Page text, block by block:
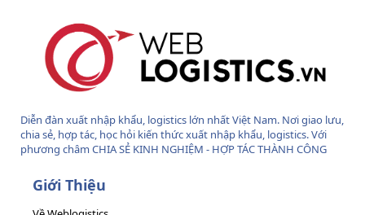
Diễn đàn xuất nhập khẩu, logistics lớn nhất Việt Nam. Nơi giao lưu,
chia sẻ, hợp tác, học hỏi kiến thức xuất nhập khẩu, logistics. Với
phương châm CHIA SẺ KINH NGHIỆM - HỢP TÁC THÀNH CÔNG
Giới Thiệu